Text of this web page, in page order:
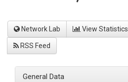
Network Lab View Statistics
RSS Feed
General Data